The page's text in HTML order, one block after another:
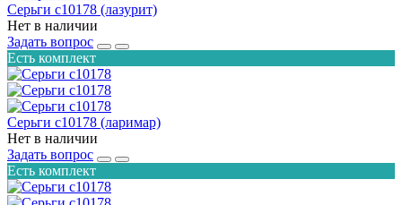
Серьги с10178 (лазурит)
Нет в наличии
Задать вопрос
Есть комплект
Серьги с10178 (ларимар)
Нет в наличии
Задать вопрос
Есть комплект